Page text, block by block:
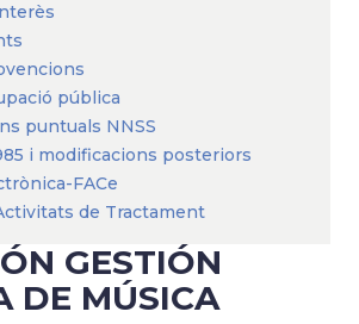
pública
puntuals NNSS
i modificacions posteriors
FACe
de Tractament
GESTIÓN
DE MÚSICA